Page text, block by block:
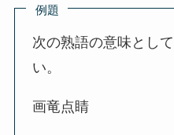
例題
次の熟語の意味とし
い。
画竜点睛